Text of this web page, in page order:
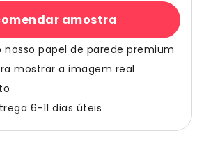
amostra
nosso papel de parede premium
mostrar a imagem real
6-11 dias úteis